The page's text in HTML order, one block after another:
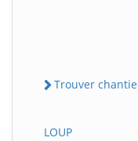
Trouver
LOUP